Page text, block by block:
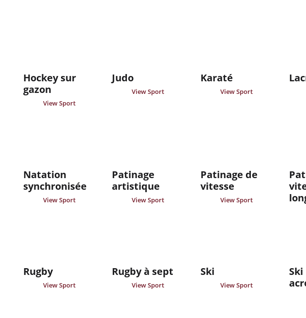
Hockey sur
gazon
View Sport
Judo
View Sport
Karaté
View Sport
Natation
synchronisée
View Sport
Patinage
artistique
View Sport
Patinage de
vitesse
View Sport
Rugby
View Sport
Rugby à sept
View Sport
Ski
View Sport
Ski